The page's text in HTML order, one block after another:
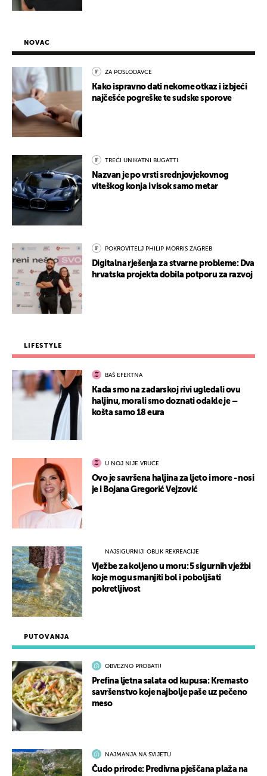
PUTOVANJA
OBVEZNO PROBATI!
Prefina ljetna salata od kupusa: Kremasto
savršenstvo koje najbolje paše uz pečeno
meso
NAJMANJA NA SVIJETU
Čudo prirode: Predivna pješčana plaža na
NOVAC
ZA POSLODAVCE
Kako ispravno dati nekome otkaz i izbjeći
najčešće pogreške te sudske sporove
TREĆI UNIKATNI BUGATTI
Nazvan je po vrsti srednjovjekovnog
viteškog konja i visok samo metar
POKROVITELJ PHILIP MORRIS ZAGREB
Digitalna rješenja za stvarne probleme: Dva
hrvatska projekta dobila potporu za razvoj
LIFESTYLE
BAŠ EFEKTNA
Kada smo na zadarskoj rivi ugledali ovu
haljinu, morali smo doznati odakle je –
košta samo 18 eura
U NOJ NIJE VRUĆE
Ovo je savršena haljina za ljeto i more - nosi
je i Bojana Gregorić Vejzović
NAJSIGURNIJI OBLIK REKREACIJE
Vježbe za koljeno u moru: 5 sigurnih vježbi
koje mogu smanjiti bol i poboljšati
pokretljivost